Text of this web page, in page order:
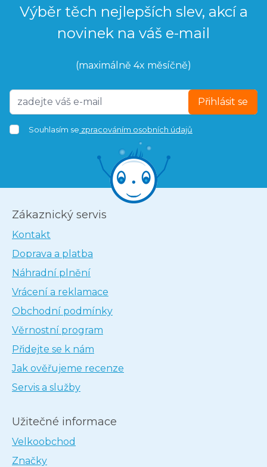
Výběr těch nejlepších slev, akcí a
novinek na váš e-mail
(maximálně 4x měsíčně)
Přihlásit se
Souhlasím se zpracováním osobních údajů
Zákaznický servis
Kontakt
Doprava a platba
Náhradní plnění
Vrácení a reklamace
Obchodní podmínky
Věrnostní program
Přidejte se k nám
Jak ověřujeme recenze
Servis a služby
Užitečné informace
Velkoobchod
Značky